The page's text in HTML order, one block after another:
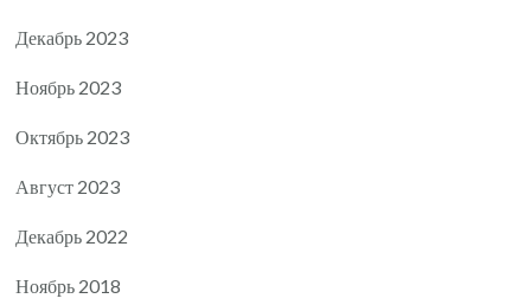
Декабрь 2023
Ноябрь 2023
Октябрь 2023
Август 2023
Декабрь 2022
Ноябрь 2018